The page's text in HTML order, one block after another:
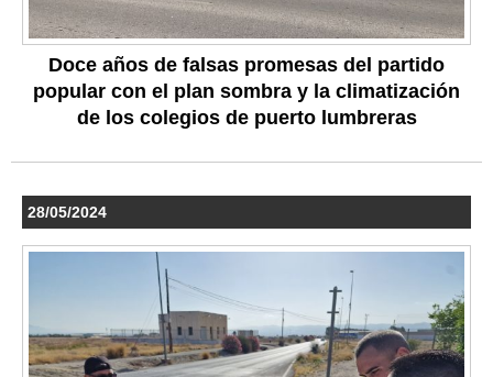
Doce años de falsas promesas del partido
popular con el plan sombra y la climatización
de los colegios de puerto lumbreras
28/05/2024